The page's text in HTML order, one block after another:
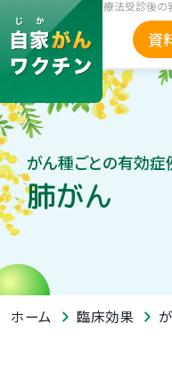
家がんワクチン療法受診後の乳が
資
がん種ごとの有効症
肺がん
ホーム 臨床効果